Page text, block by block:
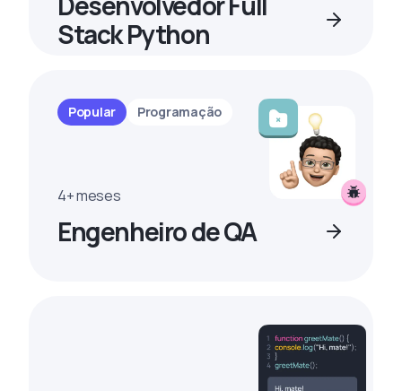
Stack Python
Popular Programação
4+ meses
Engenheiro de QA